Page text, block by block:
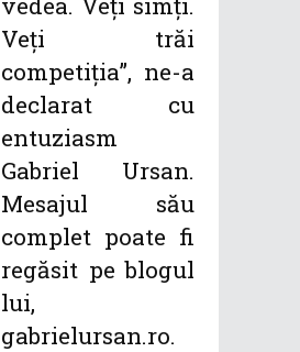
Veţi trăi
competiţia”, ne-a
declarat cu
entuziasm
Gabriel Ursan.
Mesajul său
complet poate fi
regăsit pe blogul
lui,
gabrielursan.ro.